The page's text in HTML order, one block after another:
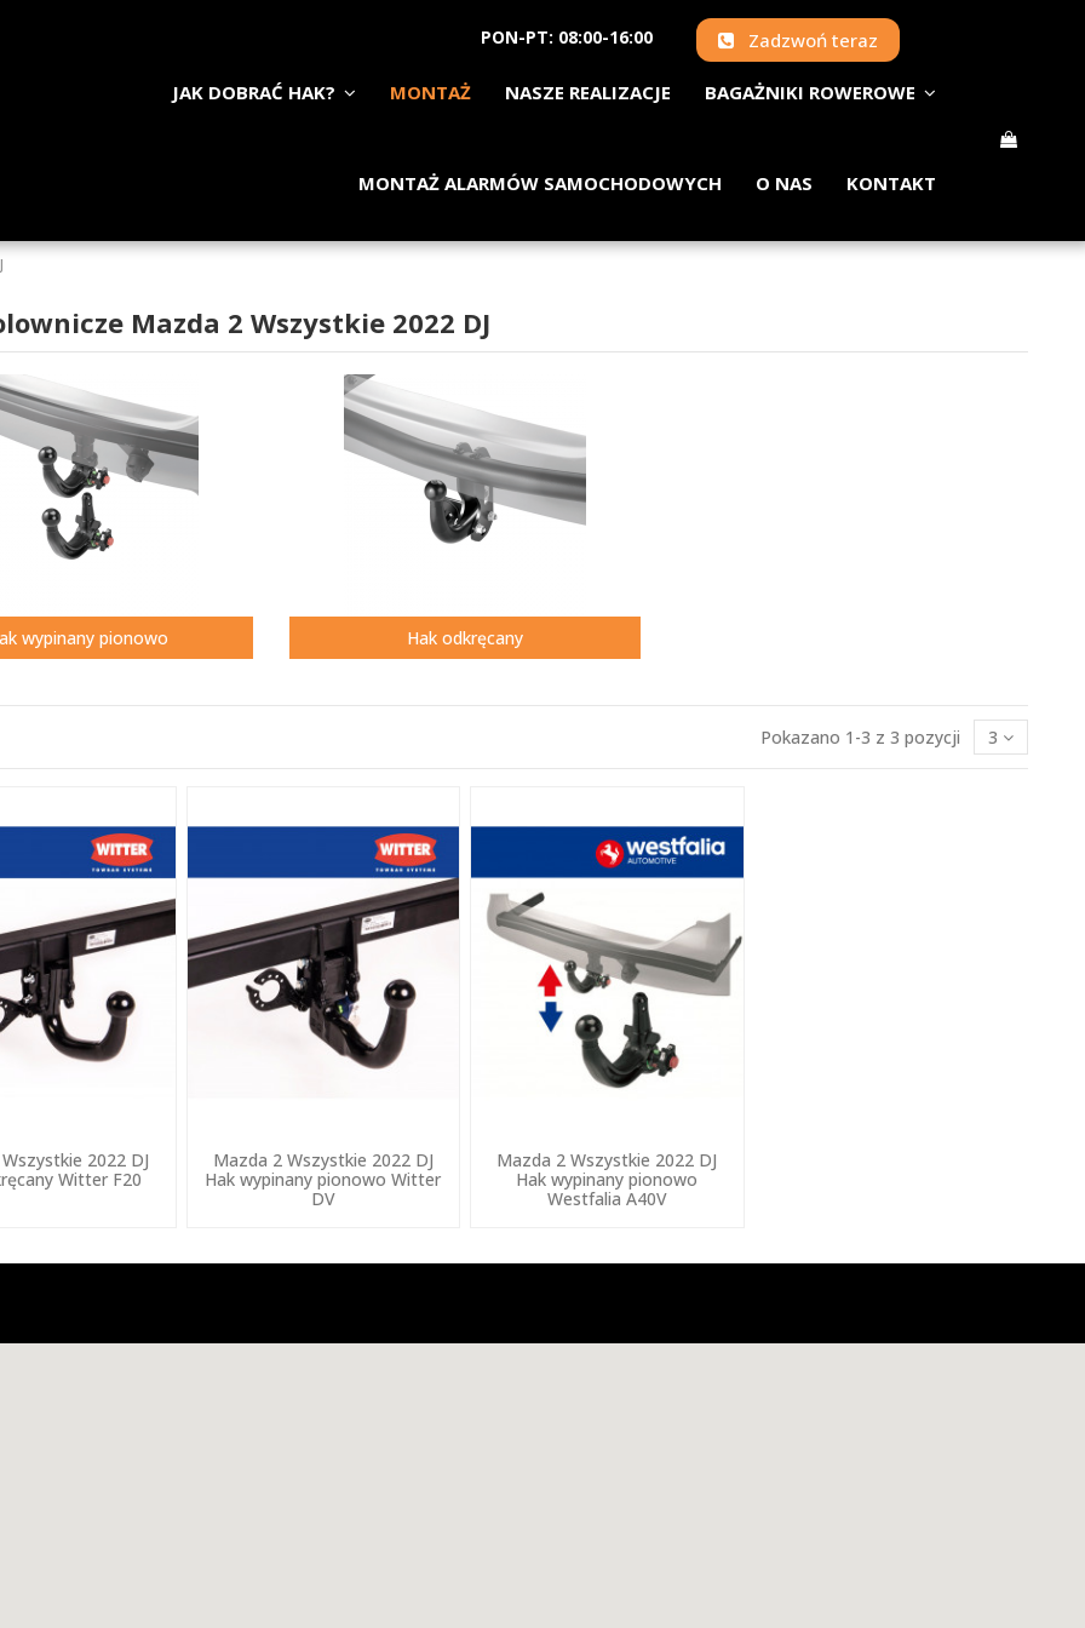
PON-PT: 08:00-16:00 Zadzwoń teraz
JAK DOBRAĆ HAK? MONTAŻ NASZE REALIZACJE BAGAŻNIKI ROWEROWE
MONTAŻ ALARMÓW SAMOCHODOWYCH O NAS KONTAKT
Mazda 2 Wszystkie 2022 DJ
wypinany pionowo Hak odkręcany
Pokazano 1-3 z 3 pozycji 3
2022 DJ
Witter F20
Mazda 2 Wszystkie 2022 DJ
Hak wypinany pionowo Witter
DV
Mazda 2 Wszystkie 2022 DJ
Hak wypinany pionowo
Westfalia A40V